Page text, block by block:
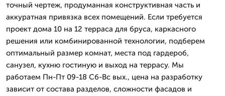
точный чертеж, продуманная конструктивная часть и
аккуратная привязка всех помещений. Если требуется
проект дома 10 на 12 терраса для бруса, каркасного
решения или комбинированной технологии, подберем
оптимальный размер комнат, места под гардероб,
санузел, кухню гостиную и выход на террасу. Мы
работаем Пн-Пт 09-18 Сб-Вс вых., цена на разработку
зависит от состава разделов, сложности фасадов и